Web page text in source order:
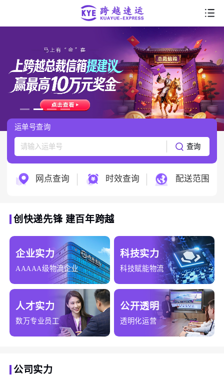
走进跨越
产品服务
服务支持
跨越科技
运单号查询
查询
网点查询 时效查询 配送范围
创快递先锋 建百年跨越
企业实力
AAAAA级物流企业
科技实力
科技赋能物流
人才实力
数万专业员工
公开透明
透明化运营
公司实力